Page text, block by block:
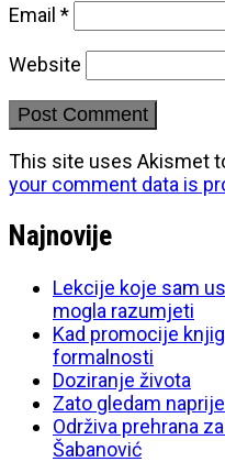
Email *
Website
This site uses Akismet
your comment data is
Najnovije
Lekcije koje sam
mogla razumjeti
Kad promocije
formalnosti
Doziranje života
Zato gledam
Održiva prehrana
Šabanović